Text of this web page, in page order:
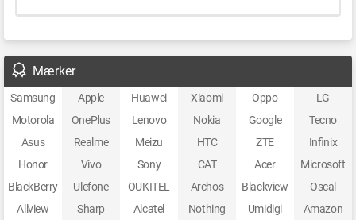
Mærker
Samsung Apple Huawei Xiaomi Oppo
LG
Motorola
OnePlus Lenovo Nokia Google
Tecno
Asus
Realme Meizu HTC ZTE
Infinix
Honor
Vivo Sony CAT Acer
Microsoft
BlackBerry
Ulefone OUKITEL Archos Blackview
Oscal
Allview
Sharp Alcatel Nothing Umidigi Amazon